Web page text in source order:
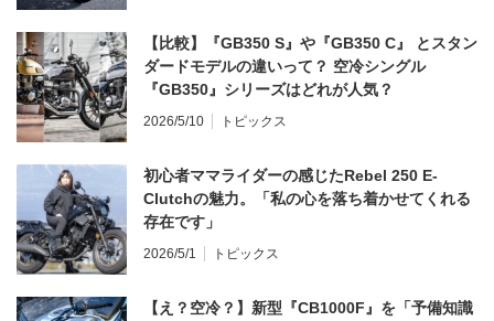
【比較】『GB350 S』や『GB350 C』 とスタン
ダードモデルの違いって？ 空冷シングル
『GB350』シリーズはどれが人気？
2026/5/10 トピックス
初心者ママライダーの感じたRebel 250 E-
Clutchの魅力。「私の心を落ち着かせてくれる
存在です」
2026/5/1 トピックス
【え？空冷？】新型『CB1000F』を「予備知識